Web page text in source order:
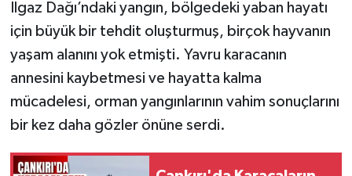
Ilgaz Dağı’ndaki yangın, bölgedeki yaban hayatı
için büyük bir tehdit oluşturmuş, birçok hayvanın
yaşam alanını yok etmişti. Yavru karacanın
annesini kaybetmesi ve hayatta kalma
mücadelesi, orman yangınlarının vahim sonuçlarını
bir kez daha gözler önüne serdi.